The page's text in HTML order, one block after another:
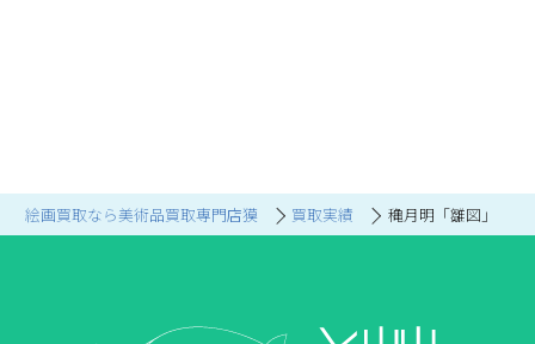
絵画買取なら美術品買取専門店獏 買取実績 穐月明「雛図」